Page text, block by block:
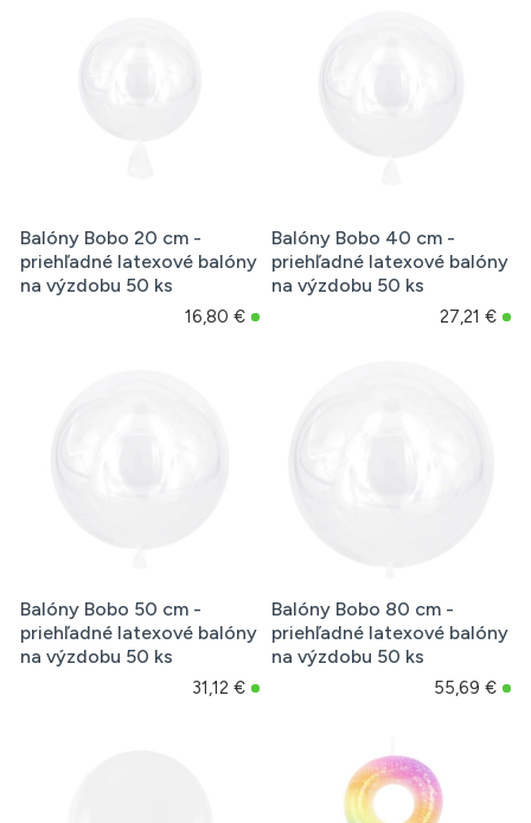
Balóny Bobo 20 cm -
priehľadné latexové balóny
na výzdobu 50 ks
16,80 €
Balóny Bobo 40 cm -
priehľadné latexové balóny
na výzdobu 50 ks
27,21 €
Balóny Bobo 50 cm -
priehľadné latexové balóny
na výzdobu 50 ks
31,12 €
Balóny Bobo 80 cm -
priehľadné latexové balóny
na výzdobu 50 ks
55,69 €